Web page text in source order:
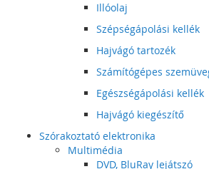
Illóolaj
Szépségápolási kellék
Hajvágó tartozék
Számítógépes
Egészségápolási kellék
Hajvágó kiegészítő
Szórakoztató elektronika
Multimédia
DVD, BluRay lejátszó